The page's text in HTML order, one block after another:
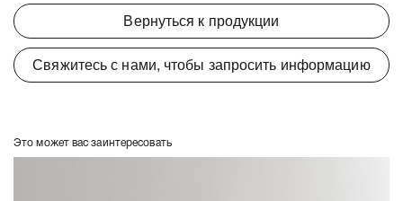
Вернуться к продукции
Свяжитесь с нами, чтобы запросить информацию
Это может вас заинтересовать